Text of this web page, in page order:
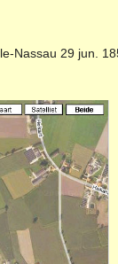
Nassau 29 jun.